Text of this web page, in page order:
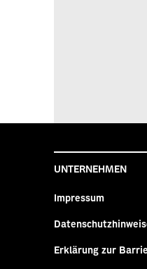
UNTERNEHMEN
Impressum
Erklärung zur